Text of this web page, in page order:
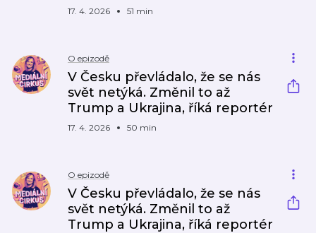
17. 4. 2026 51 min
O epizodě
V Česku převládalo, že se nás
svět netýká. Změnil to až
Trump a Ukrajina, říká reportér
17. 4. 2026 50 min
O epizodě
V Česku převládalo, že se nás
svět netýká. Změnil to až
Trump a Ukrajina, říká reportér